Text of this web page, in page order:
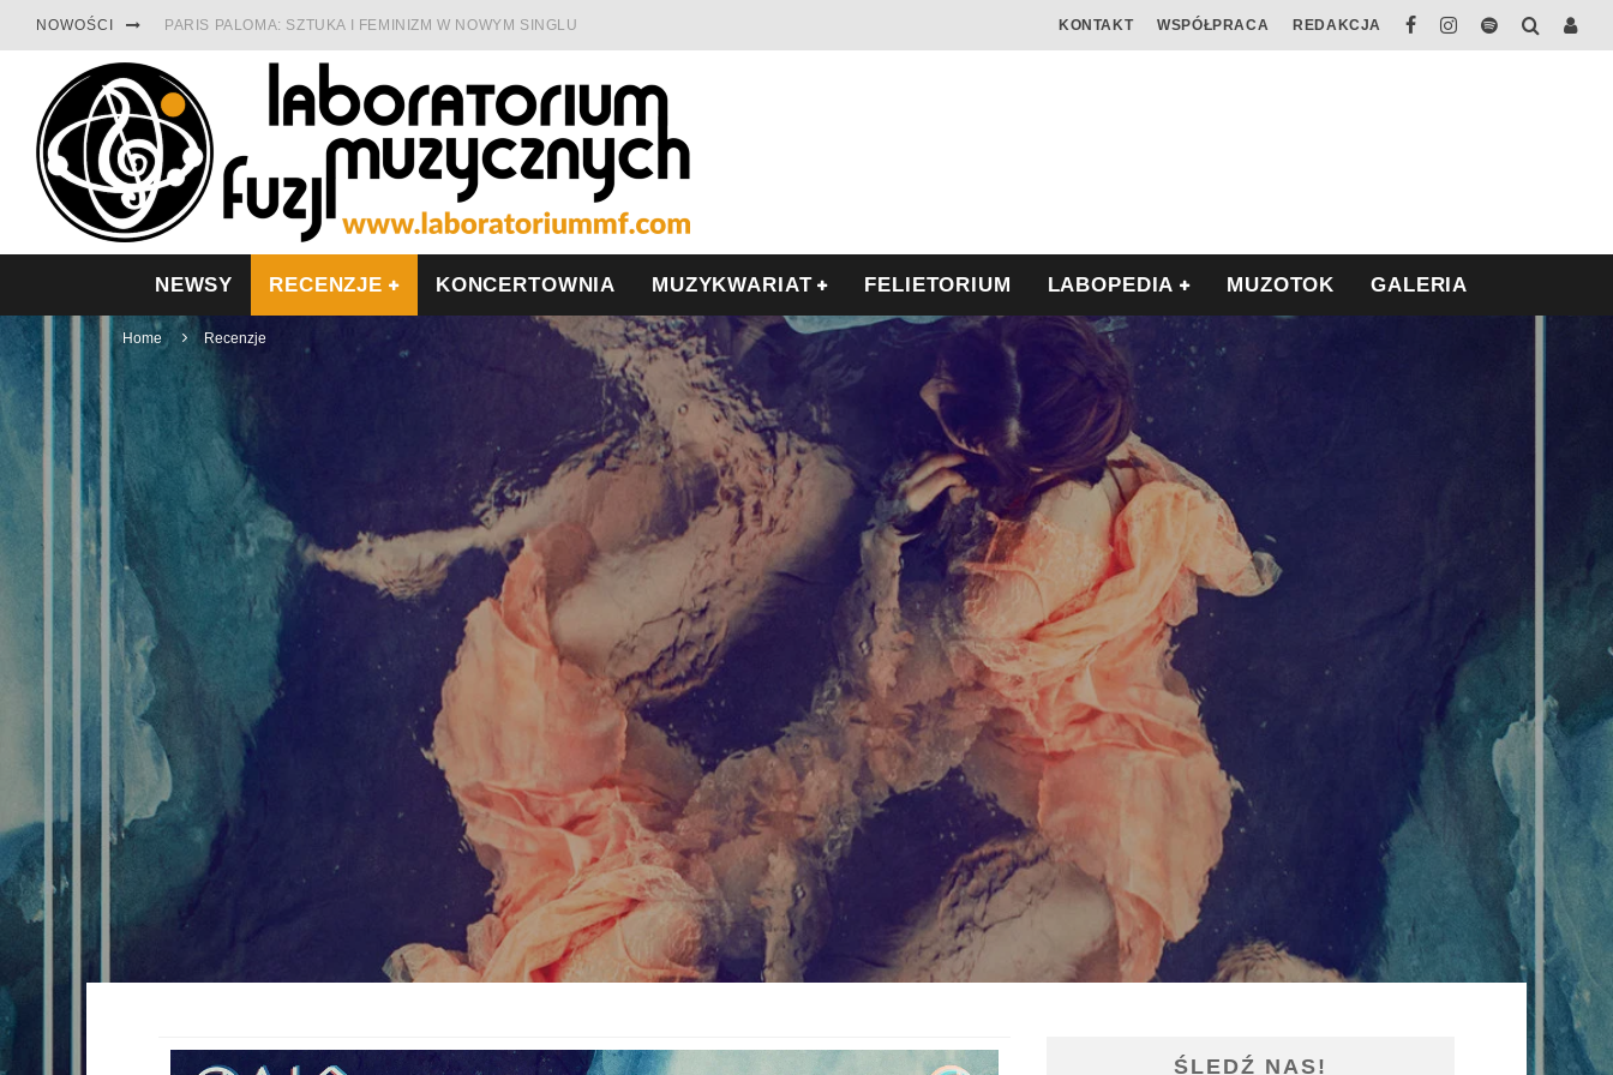
NOWOŚCI PARIS PALOMA: SZTUKA I FEMINIZM W NOWYM SINGLU
TABULA RASA Z SINGLEM DIAMENTY. SAMOTNOŚĆ I OPÓR
CINNAMON GUM MIĘDZY SOULEM A PAMIĘCIĄ
FRANCUSKI PROG METAL WEDŁUG DUALISIS
LESZEK KUŁAKOWSKI NAGRAŁ JAZZFONIĘ O POLSCE
KONTAKT WSPÓŁPRACA REDAKCJA
NEWSY RECENZJE KONCERTOWNIA MUZYKWARIAT FELIETORIUM LABOPEDIA MUZOTOK GALERIA
Home Recenzje
ŚLEDŹ NAS!